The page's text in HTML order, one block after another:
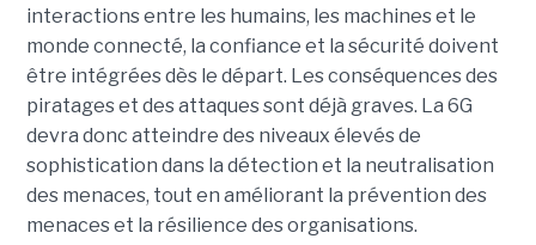
interactions entre les humains, les machines et le
monde connecté, la confiance et la sécurité doivent
être intégrées dès le départ. Les conséquences des
piratages et des attaques sont déjà graves. La 6G
devra donc atteindre des niveaux élevés de
sophistication dans la détection et la neutralisation
des menaces, tout en améliorant la prévention des
menaces et la résilience des organisations.